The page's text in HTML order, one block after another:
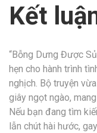
Kết
“Bỗng Dưng Được
hẹn cho hành trình
nghịch. Bộ truyện
giây ngọt ngào,
Nếu bạn đang tìm
lẫn chút hài hước,